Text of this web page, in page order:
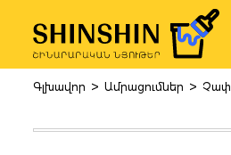
Skip to main
Գլխավոր > Ամրացումներ >